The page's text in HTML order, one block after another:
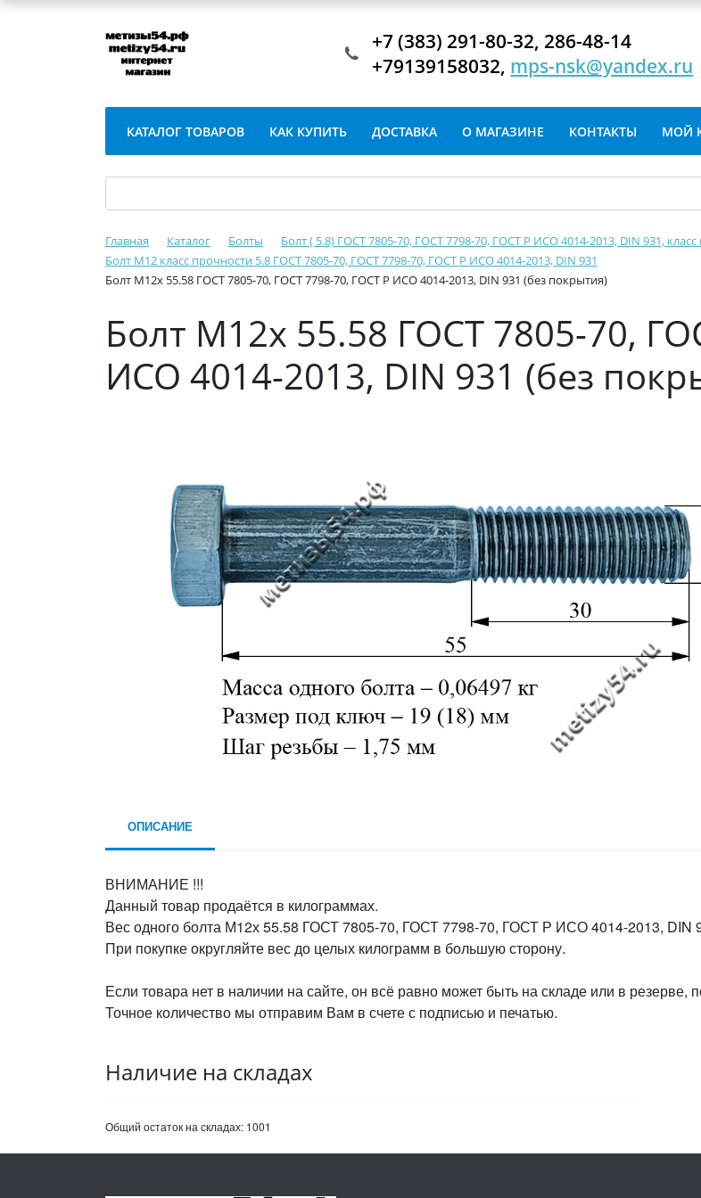
+7 (383) 291-80-32, 286-48-14
+79139158032, mps-nsk@yandex.ru
КАТАЛОГ ТОВАРОВ КАК КУПИТЬ ДОСТАВКА О МАГАЗИНЕ КОНТАКТЫ МОЙ
Главная Каталог Болты
Болт ( 5.8) ГОСТ 7805-70, ГОСТ 7798-70, ГОСТ Р ИСО 4014-2013, DIN 931,
Болт М12 класс прочности 5.8 ГОСТ 7805-70, ГОСТ 7798-70, ГОСТ Р ИСО 4014-2013, DIN 931
Болт М12х 55.58 ГОСТ 7805-70, ГОСТ 7798-70, ГОСТ Р ИСО 4014-2013, DIN 931 (без покрытия)
Болт М12х 55.58 ГОСТ 7805-70,
ИСО 4014-2013, DIN 931 (без
ОПИСАНИЕ
ВНИМАНИЕ !!!
Данный товар продаётся в килограммах.
Вес одного болта М12х 55.58 ГОСТ 7805-70, ГОСТ 7798-70, ГОСТ Р ИСО 4014-2013, DIN
При покупке округляйте вес до целых килограмм в большую сторону.
Если товара нет в наличии на сайте, он всё равно может быть на складе или в резерве,
Точное количество мы отправим Вам в счете с подписью и печатью.
Наличие на складах
Общий остаток на складах: 1001